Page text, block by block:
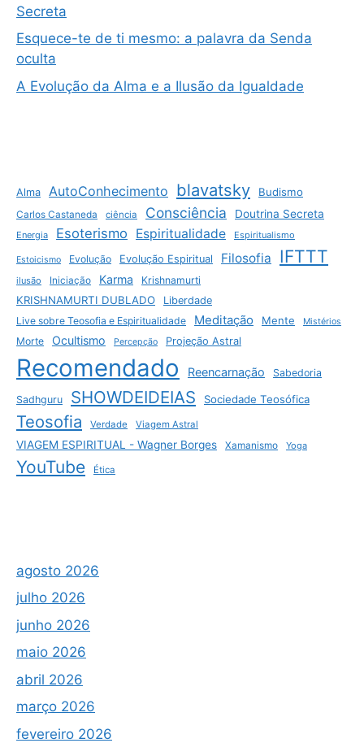
Secreta
Esquece-te de ti mesmo: a palavra da Senda
oculta
A Evolução da Alma e a Ilusão da Igualdade
Alma AutoConhecimento blavatsky Budismo
Carlos Castaneda ciência Consciência Doutrina Secreta
Energia Esoterismo Espiritualidade Espiritualismo
Estoicismo Evolução Evolução Espiritual Filosofia IFTTT
ilusão Iniciação Karma Krishnamurti
KRISHNAMURTI DUBLADO
Liberdade
Live sobre Teosofia e Espiritualidade
Meditação Mente Mistérios
Morte Ocultismo Percepção Projeção Astral
Recomendado Reencarnação Sabedoria
Sadhguru SHOWDEIDEIAS Sociedade Teosófica
Teosofia Verdade Viagem Astral
VIAGEM ESPIRITUAL - Wagner Borges Xamanismo Yoga
YouTube Ética
agosto 2026
julho 2026
junho 2026
maio 2026
abril 2026
março 2026
fevereiro 2026